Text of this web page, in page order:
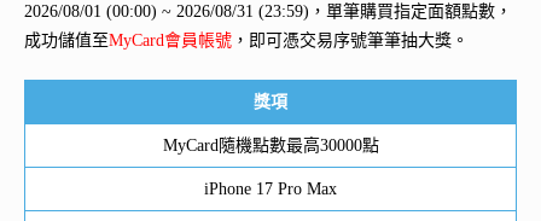
2026/08/01 (00:00) ~ 2026/08/31 (23:59)，單筆購買指定面額點數，
成功儲值至MyCard會員帳號 ，即可憑交易序號筆筆抽大獎。
獎項
MyCard隨機點數最高30000點
iPhone 17 Pro Max